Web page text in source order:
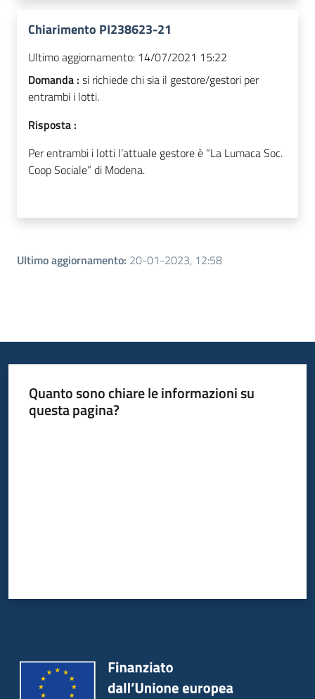
Chiarimento PI238623-21
Ultimo aggiornamento: 14/07/2021 15:22
Domanda : si richiede chi sia il gestore/gestori per
entrambi i lotti.
Risposta :
Per entrambi i lotti l’attuale gestore è “La Lumaca Soc.
Coop Sociale” di Modena.
Ultimo aggiornamento: 20-01-2023, 12:58
Quanto sono chiare le informazioni su
questa pagina?